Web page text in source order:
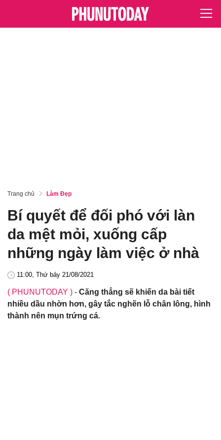
Trang chủ Làm Đẹp
Bí quyết để đối phó với làn
da mệt mỏi, xuống cấp
những ngày làm việc ở nhà
11:00, Thứ bảy 21/08/2021
( PHUNUTODAY ) - Căng thẳng sẽ khiến da bài tiết
nhiều dầu nhờn hơn, gây tắc nghẽn lỗ chân lông, hình
thành nên mụn trứng cá.